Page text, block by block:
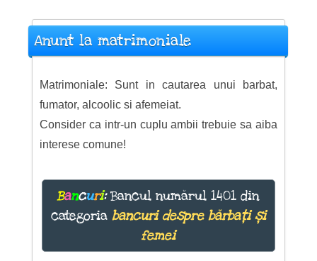
Anunt la matrimoniale
Matrimoniale: Sunt in cautarea unui barbat,
fumator, alcoolic si afemeiat.
Consider ca intr-un cuplu ambii trebuie sa aiba
interese comune!
Bancuri:Bancul numărul 1401 din
categoria bancuri despre bărbați și
femei